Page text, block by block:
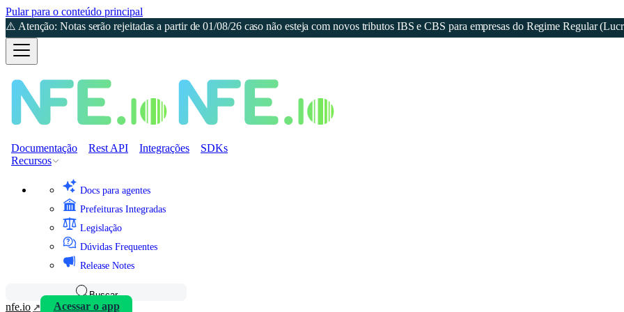
Pular para o conteúdo principal
⚠️ Atenção: Notas serão rejeitadas a partir de 01/08/26 caso não esteja com novos tributos IBS e CBS para empresas do Regime Regular
Documentação Rest API Integrações
SDKs
Recursos
Docs para agentes
Prefeituras Integradas
Legislação
Dúvidas Frequentes
Release Notes
Buscar
nfe.io Acessar o app